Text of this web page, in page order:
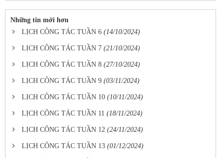
Những tin mới hơn
LỊCH CÔNG TÁC TUẦN 6 (14/10/2024)
LỊCH CÔNG TÁC TUẦN 7 (21/10/2024)
LỊCH CÔNG TÁC TUẦN 8 (27/10/2024)
LỊCH CÔNG TÁC TUẦN 9 (03/11/2024)
LỊCH CÔNG TÁC TUẦN 10 (10/11/2024)
LỊCH CÔNG TÁC TUẦN 11 (18/11/2024)
LỊCH CÔNG TÁC TUẦN 12 (24/11/2024)
LỊCH CÔNG TÁC TUẦN 13 (01/12/2024)